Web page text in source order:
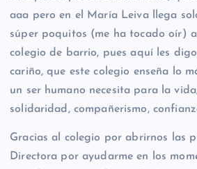
aaa pero en el María Leiva llega
súper poquitos (me ha tocado oír)
colegio de barrio, pues aquí les
cariño, que este colegio enseña lo
un ser humano necesita para la
solidaridad, compañerismo,
Gracias al colegio por abrirnos las
Directora por ayudarme en los